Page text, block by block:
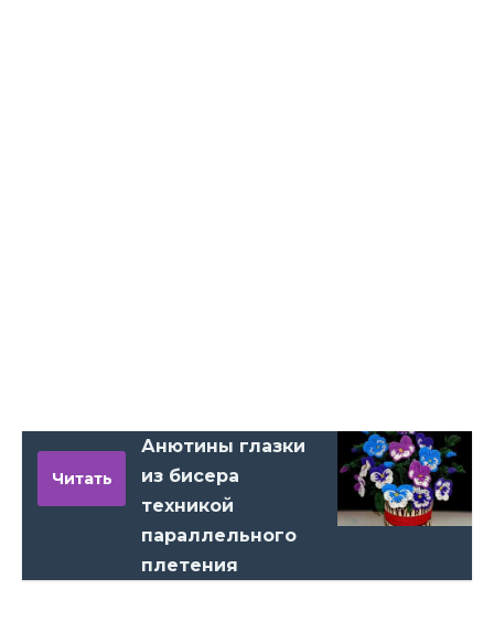
Читать
Анютины глазки
из бисера
техникой
параллельного
плетения